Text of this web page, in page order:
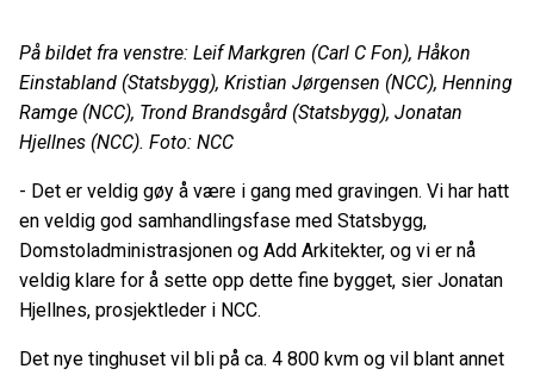
På bildet fra venstre: Leif Markgren (Carl C Fon), Håkon
Einstabland (Statsbygg), Kristian Jørgensen (NCC), Henning
Ramge (NCC), Trond Brandsgård (Statsbygg), Jonatan
Hjellnes (NCC). Foto: NCC
- Det er veldig gøy å være i gang med gravingen. Vi har hatt
en veldig god samhandlingsfase med Statsbygg,
Domstoladministrasjonen og Add Arkitekter, og vi er nå
veldig klare for å sette opp dette fine bygget, sier Jonatan
Hjellnes, prosjektleder i NCC.
Det nye tinghuset vil bli på ca. 4 800 kvm og vil blant annet